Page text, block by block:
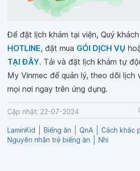
Để đặt lịch khám tại viện, Quý
HOTLINE, đặt mua GÓI DỊCH VỤ
TẠI ĐÂY. Tải và đặt lịch khám tự
My Vinmec để quản lý, theo dõi lịch
mọi nơi ngay trên ứng dụng.
Cập nhật: 22-07-2024
LaminKid Biếng ăn QnA
Cách khắc
Nguyên nhân trẻ biếng ăn
Nhi